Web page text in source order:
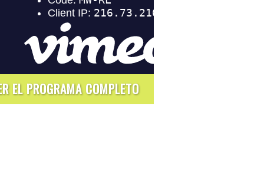
EL PROGRAMA COMPLETO